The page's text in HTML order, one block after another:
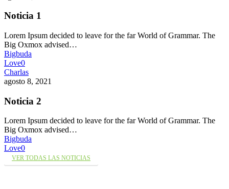
Noticia 1
Lorem Ipsum decided to leave for the far World of Grammar. The
Big Oxmox advised…
Bigbuda
Love0
Charlas
agosto 8, 2021
Noticia 2
Lorem Ipsum decided to leave for the far World of Grammar. The
Big Oxmox advised…
Bigbuda
Love0
VER TODAS LAS NOTICIAS